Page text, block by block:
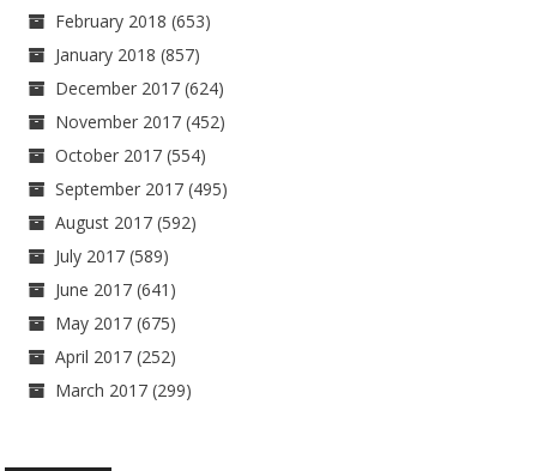
February 2018 (653)
January 2018 (857)
December 2017 (624)
November 2017 (452)
October 2017 (554)
September 2017 (495)
August 2017 (592)
July 2017 (589)
June 2017 (641)
May 2017 (675)
April 2017 (252)
March 2017 (299)